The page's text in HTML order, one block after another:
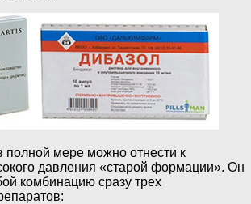
мере можно отнести к
давления «старой формации». Он
комбинацию сразу трех